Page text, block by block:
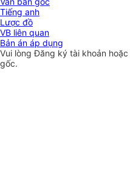
Tiếng anh
Lược đồ
VB liên quan
Bản án áp dụng
Vui lòngĐăng ký tài khoản hoặc
gốc.